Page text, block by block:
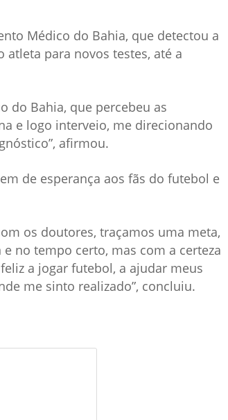
Médico do Bahia, que detectou a
para novos testes, até a
do Bahia, que percebeu as
e logo interveio, me direcionando
afirmou.
de esperança aos fãs do futebol e
os doutores, traçamos uma meta,
no tempo certo, mas com a certeza
a jogar futebol, a ajudar meus
me sinto realizado”, concluiu.